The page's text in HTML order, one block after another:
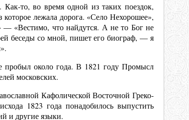
то, во время одной из таких поездок,
лежала дорога. «Село Нехорошее»,
«Вестимо, что найдутся. А не то Бог не
беседы со мной, пишет его биограф, — я
пробыл около года. В 1821 году Промысл
московских.
Кафолической Восточной Греко-
1823 года понадобилось выпустить
и другие языки.